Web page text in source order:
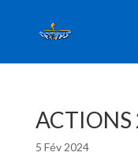
5 Fév 2024